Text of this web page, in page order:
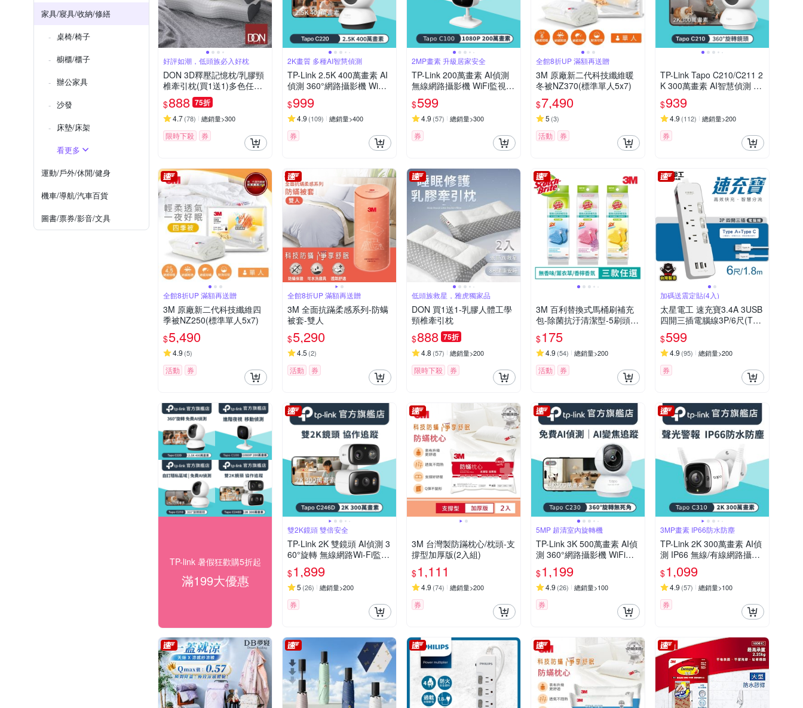
家具/寢具/收納/修繕
桌椅/椅子
櫥櫃/櫃子
辦公家具
沙發
床墊/床架
看更多
運動/戶外/休閒/健身
機車/導航/汽車百貨
圖書/票券/影音/文具
好評如潮，低頭族必入好枕
DON 3D釋壓記憶枕/乳膠頸
椎牽引枕(買1送1)多色任選
快速出貨
$888 75折
4.7(78) 總銷量>300
限時下殺 券
2K畫質 多種AI智慧偵測
TP-Link 2.5K 400萬畫素 AI
偵測 360°網路攝影機 WiFi
監視器 IPCAM (雙向語音/支
援512G /寵物/嬰兒/長輩/Ta
po C220)
$999
4.9 (109) 總銷量>400
券
2MP畫素 升級居家安全
TP-Link 200萬畫素 AI偵測
無線網路攝影機 WiFi監視器
IPCAM (雙向語音/支援512
G /寵物/嬰兒/長輩/Tapo C1
00)
$599
4.9 (57) 總銷量>300
券
全館8折UP 滿額再送贈
3M 原廠新二代科技纖維暖
冬被NZ370(標準單人5x7)
$7,490
5 (3)
活動 券
TP-Link Tapo C210/C211 2
K 300萬畫素 AI智慧偵測 Wi
Fi旋轉無線網路攝影機 監視
器 IP CAM(360°旋轉/哭聲
偵測/支援512G)
$939
4.9 (112) 總銷量>200
券
全館8折UP 滿額再送贈
3M 原廠新二代科技纖維四
季被NZ250(標準單人5x7)
$5,490
4.9 (5)
活動 券
全館8折UP 滿額再送贈
3M 全面抗蹣柔感系列-防螨
被套-雙人
$5,290
4.5 (2)
活動 券
低頭族救星，雅虎獨家品
DON 買1送1-乳膠人體工學
頸椎牽引枕
$888 75折
4.8 (57) 總銷量>200
限時下殺 券
3M 百利替換式馬桶刷補充
包-除菌抗汙清潔型-5刷頭(3
款任選)
$175
4.9 (54) 總銷量>200
活動 券
加碼送震定貼(4入)
太星電工 速充寶3.4A 3USB
四開三插電腦線3P/6尺(Typ
eA*2+TypeC*1) OCVA4330
6加碼送震定貼(4入)
$599
4.9 (95) 總銷量>200
券
TP-link 暑假狂歡購5折起
滿199大優惠
雙2K鏡頭 雙倍安全
TP-Link 2K 雙鏡頭 AI偵測 3
60°旋轉 無線網路Wi-Fi監視
器 IPCAM(支援512G/IP65
防水防塵/Tapo C246D)
$1,899
5 (26) 總銷量>200
券
3M 台灣製防蹣枕心/枕頭-支
撐型加厚版(2入組)
$1,111
4.9 (74) 總銷量>200
券
5MP 超清室內旋轉機
TP-Link 3K 500萬畫素 AI偵
測 360°網路攝影機 WiFi監
視器 IPCAM(雙向語音/支援
512GB/寵物/嬰兒/長輩/Tap
o C230 )
$1,199
4.9 (26) 總銷量>100
券
3MP畫素 IP66防水防塵
TP-Link 2K 300萬畫素 AI偵
測 IP66 無線/有線網路攝影
機 WiFi監視器 IPCAM (雙向
語音/聲光警報/Tapo C310)
$1,099
4.9 (57) 總銷量>100
券